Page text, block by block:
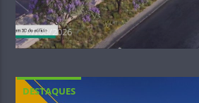
07/08/2026
DESTAQUES